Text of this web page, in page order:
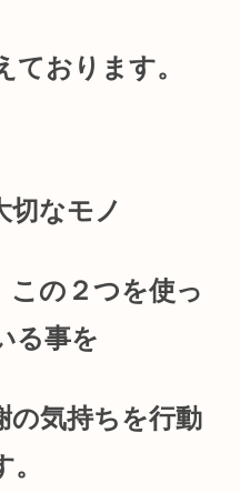
ております。
なモノ
この２つを使っ
る事を
の気持ちを行動